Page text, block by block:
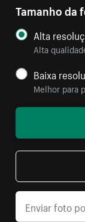
Tamanho da
Alta
Alta
Baixa
Melhor para